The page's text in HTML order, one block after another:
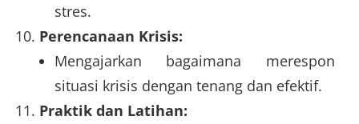
stres.
Perencanaan Krisis:
Mengajarkan bagaimana merespon
situasi krisis dengan tenang dan efektif.
Praktik dan Latihan: